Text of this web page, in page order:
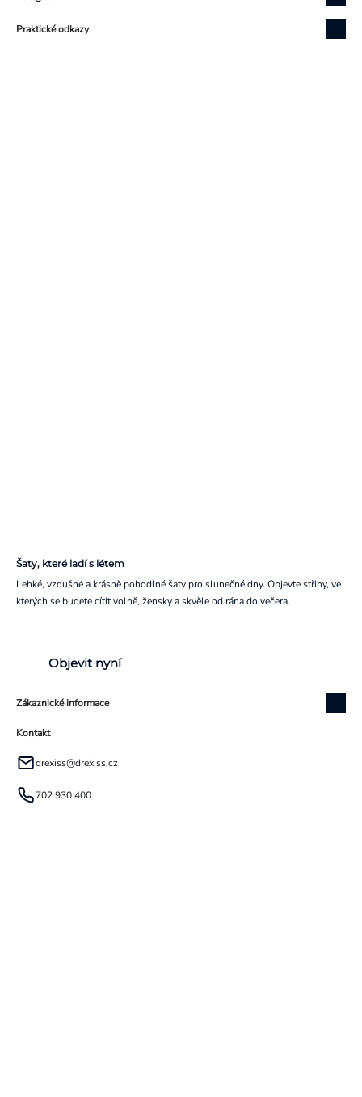
Praktické odkazy
Šaty, které ladí s létem
Lehké, vzdušné a krásně pohodlné šaty pro slunečné dny. Objevte střihy, ve
kterých se budete cítit volně, žensky a skvěle od rána do večera.
Objevit nyní
Zákaznické informace
Kontakt
drexiss@drexiss.cz
702 930 400